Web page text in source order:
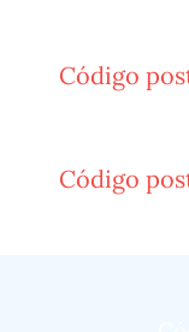
Código
Código